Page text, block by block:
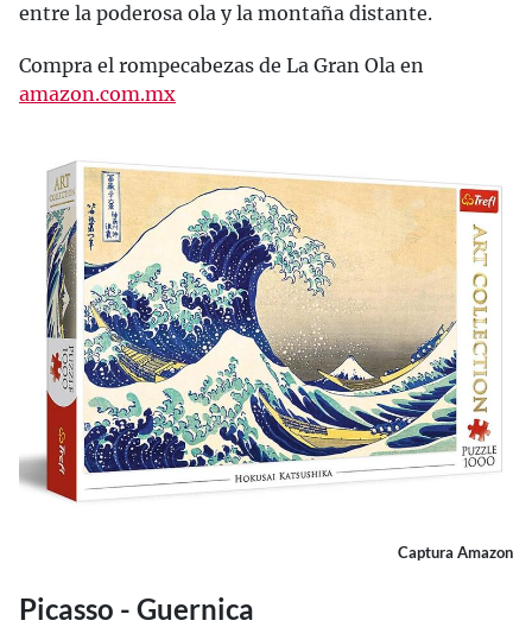
entre la poderosa ola y la montaña distante.
Compra el rompecabezas de La Gran Ola en
amazon.com.mx
Captura Amazon
Picasso - Guernica